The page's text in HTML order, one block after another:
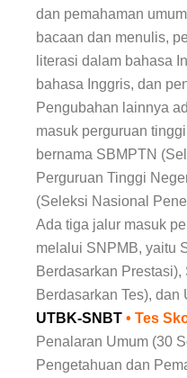
dan pemahaman
bacaan dan menulis,
literasi dalam bahasa
bahasa Inggris, dan
Pengubahan lainnya
masuk perguruan
bernama SBMPTN
Perguruan Tinggi
(Seleksi Nasional
Ada tiga jalur masuk
melalui SNPMB, yaitu
Berdasarkan
Berdasarkan Tes), dan
UTBK-SNBT • Tes
Penalaran Umum (30
Pengetahuan dan